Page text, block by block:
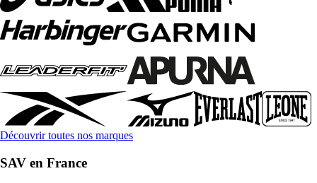
Découvrir toutes nos marques
SAV en France